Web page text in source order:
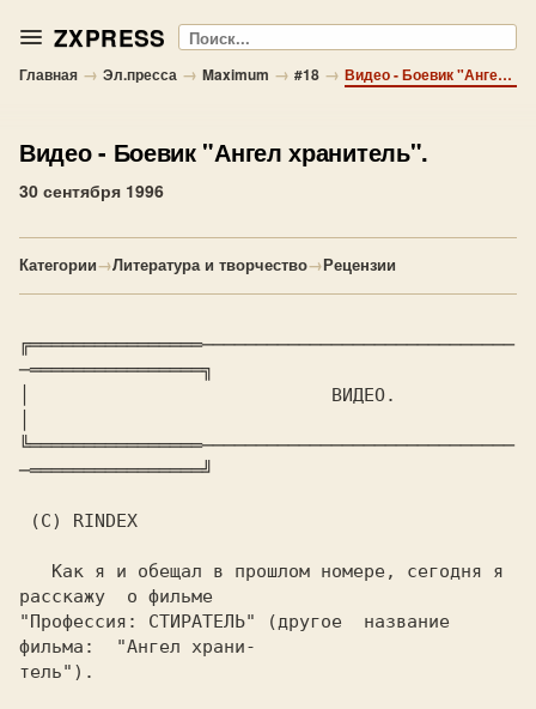
ZXPRESS Поиск
Главная → Эл.пресса → Maximum → #18 → Видео - Боевик "Ангел хранитель".
Видео- Боевик "Ангел хранитель".
30 сентября 1996
Категории→Литература и творчество→Рецензии
╔════════════════─────────────────────────────
─════════════════╗
╚════════════════─────────────────────────────
─════════════════╝
расскажу  о фильме
"Профессия: СТИРАТЕЛЬ" (другое  название
фильма:  "Ангел храни-
тель").